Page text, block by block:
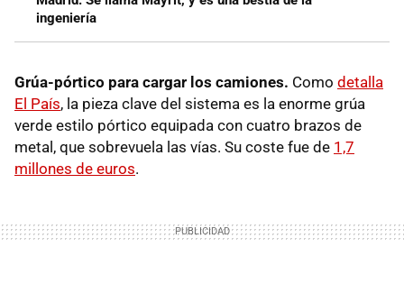
ingeniería
Grúa-pórtico para cargar los camiones. Como detalla
El País, la pieza clave del sistema es la enorme grúa
verde estilo pórtico equipada con cuatro brazos de
metal, que sobrevuela las vías. Su coste fue de 1,7
millones de euros.